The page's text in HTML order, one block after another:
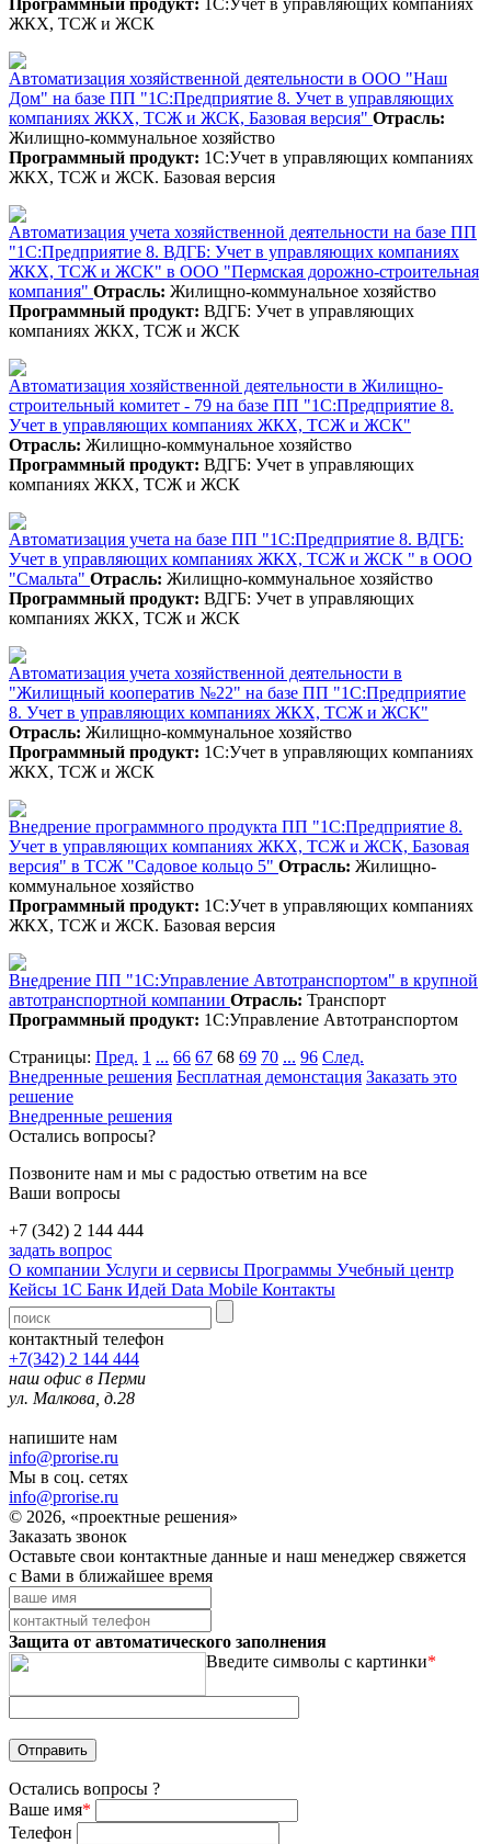
ЖКХ, ТСЖ и ЖСК
Автоматизация хозяйственной деятельности в ООО "Наш
Дом" на базе ПП "1С:Предприятие 8. Учет в управляющих
компаниях ЖКХ, ТСЖ и ЖСК, Базовая версия" Отрасль:
Жилищно-коммунальное хозяйство
Программный продукт: 1С:Учет в управляющих компаниях
ЖКХ, ТСЖ и ЖСК. Базовая версия
Автоматизация учета хозяйственной деятельности на базе ПП
"1С:Предприятие 8. ВДГБ: Учет в управляющих компаниях
ЖКХ, ТСЖ и ЖСК" в ООО "Пермская дорожно-строительная
компания" Отрасль: Жилищно-коммунальное хозяйство
Программный продукт: ВДГБ: Учет в управляющих
компаниях ЖКХ, ТСЖ и ЖСК
Автоматизация хозяйственной деятельности в Жилищно-
строительный комитет - 79 на базе ПП "1С:Предприятие 8.
Учет в управляющих компаниях ЖКХ, ТСЖ и ЖСК"
Отрасль: Жилищно-коммунальное хозяйство
Программный продукт: ВДГБ: Учет в управляющих
компаниях ЖКХ, ТСЖ и ЖСК
Автоматизация учета на базе ПП "1С:Предприятие 8. ВДГБ:
Учет в управляющих компаниях ЖКХ, ТСЖ и ЖСК " в ООО
"Смальта" Отрасль: Жилищно-коммунальное хозяйство
Программный продукт: ВДГБ: Учет в управляющих
компаниях ЖКХ, ТСЖ и ЖСК
Автоматизация учета хозяйственной деятельности в
"Жилищный кооператив №22" на базе ПП "1С:Предприятие
8. Учет в управляющих компаниях ЖКХ, ТСЖ и ЖСК"
Отрасль: Жилищно-коммунальное хозяйство
Программный продукт: 1С:Учет в управляющих компаниях
ЖКХ, ТСЖ и ЖСК
Внедрение программного продукта ПП "1С:Предприятие 8.
Учет в управляющих компаниях ЖКХ, ТСЖ и ЖСК, Базовая
версия" в ТСЖ "Садовое кольцо 5" Отрасль: Жилищно-
коммунальное хозяйство
Программный продукт: 1С:Учет в управляющих компаниях
ЖКХ, ТСЖ и ЖСК. Базовая версия
Внедрение ПП "1С:Управление Автотранспортом" в крупной
автотранспортной компании Отрасль: Транспорт
Программный продукт: 1С:Управление Автотранспортом
Страницы: Пред. 1 ... 66 67 68 69 70 ... 96 След.
Внедренные решения Бесплатная демонстация Заказать это
решение
Внедренные решения
Остались вопросы?
Позвоните нам и мы с радостью ответим на все
Ваши вопросы
+7 (342) 2 144 444
задать вопрос
О компании Услуги и сервисы Программы Учебный центр
Кейсы 1С Банк Идей Data Mobile Контакты
контактный телефон
+7(342) 2 144 444
наш офис в Перми
ул. Малкова, д.28
напишите нам
info@prorise.ru
Мы в соц. сетях
info@prorise.ru
© 2026, «проектные решения»
Заказать звонок
Оставьте свои контактные данные и наш менеджер свяжется
с Вами в ближайшее время
Защита от автоматического заполнения
Введите символы с картинки*
Остались вопросы ?
Ваше имя*
Телефон